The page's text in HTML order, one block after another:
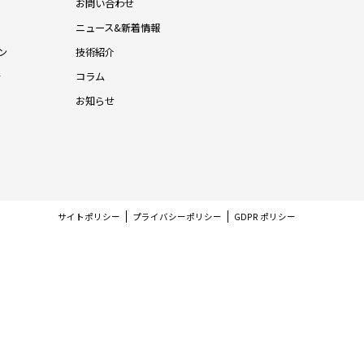
お問い合わせ
ニュース&新着情報
技術紹介
コラム
お知らせ
サイトポリシー プライバシーポリシー GDPR ポリシー